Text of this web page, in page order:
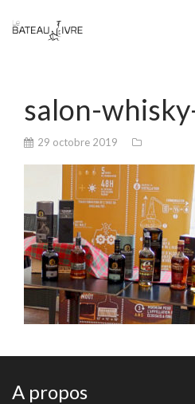
salon-
29 octobre 2019
A propos